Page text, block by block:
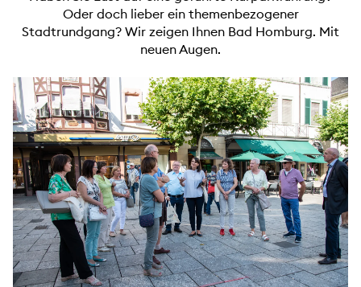
Oder doch lieber ein themenbezogener
Stadtrundgang? Wir zeigen Ihnen Bad Homburg. Mit
neuen Augen.